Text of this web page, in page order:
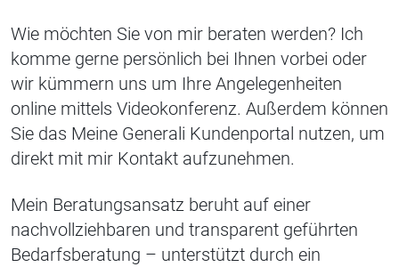
Wie möchten Sie von mir beraten werden? Ich
komme gerne persönlich bei Ihnen vorbei oder
wir kümmern uns um Ihre Angelegenheiten
online mittels Videokonferenz. Außerdem können
Sie das Meine Generali Kundenportal nutzen, um
direkt mit mir Kontakt aufzunehmen.
Mein Beratungsansatz beruht auf einer
nachvollziehbaren und transparent geführten
Bedarfsberatung – unterstützt durch ein